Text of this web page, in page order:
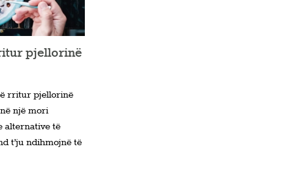
pjellorinë
rritur pjellorinë
një mori
alternative të
t’ju ndihmojnë të